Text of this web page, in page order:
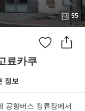
55
료카쿠
정보
공항버스 정류장에서